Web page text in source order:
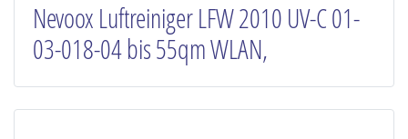
Nevoox Luftreiniger LFW 2010 UV-C 01-
03-018-04 bis 55qm WLAN,